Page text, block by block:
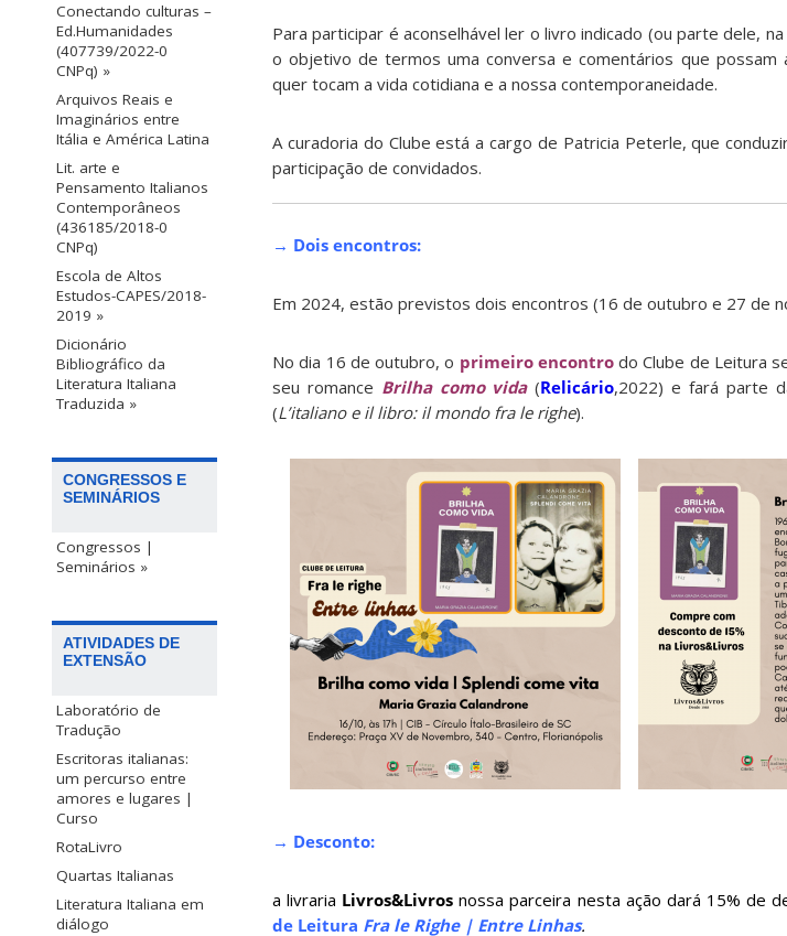
Conectando culturas –
Ed.Humanidades
(407739/2022-0
CNPq) »
Arquivos Reais e
Imaginários entre
Itália e América Latina
Lit. arte e
Pensamento Italianos
Contemporâneos
(436185/2018-0
CNPq)
Escola de Altos
Estudos-CAPES/2018-
2019 »
Dicionário
Bibliográfico da
Literatura Italiana
Traduzida »
CONGRESSOS E
SEMINÁRIOS
Congressos |
Seminários »
ATIVIDADES DE
EXTENSÃO
Laboratório de
Tradução
Escritoras italianas:
um percurso entre
amores e lugares |
Curso
RotaLivro
Quartas Italianas
Literatura Italiana em
diálogo
Para participar é aconselhável ler o livro indicado (ou parte dele,
o objetivo de termos uma conversa e comentários que possam
quer tocam a vida cotidiana e a nossa contemporaneidade.
A curadoria do Clube está a cargo de Patricia Peterle, que
participação de convidados.
→ Dois encontros:
Em 2024, estão previstos dois encontros (16 de outubro e 27 de
No dia 16 de outubro, o primeiro encontrodo Clube de Leitura
seu romance Brilha como vida(Relicário,2022) e fará parte
(L’italiano e il libro: il mondo fra le righe).
→ Desconto:
a livraria Livros&Livros nossa parceira nesta ação dará 15% de
de Leitura Fra le Righe | Entre Linhas.